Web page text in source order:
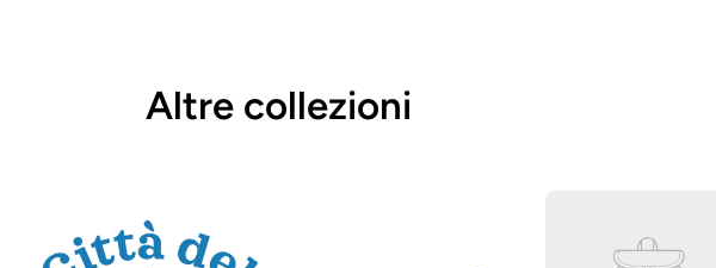
Altre collezioni